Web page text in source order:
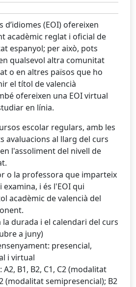
d’idiomes (EOI) ofereixen
acadèmic reglat i oficial de
espanyol; per això, pots
qualsevol altra comunitat
o en altres països que ho
el títol de valencià
ofereixen una EOI virtual
en línia.
escolar regulars, amb les
avaluacions al llarg del curs
l'assoliment del nivell de
o la professora que imparteix
examina, i és l'EOI qui
acadèmic de valencià del
la durada i el calendari del curs
a juny)
presencial,
i virtual
B1, B2, C1, C2 (modalitat
(modalitat semipresencial); B2